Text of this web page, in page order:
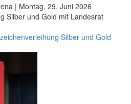
| Montag, 29. Juni 2026
Silber und Gold mit Landesrat
Silber und Gold